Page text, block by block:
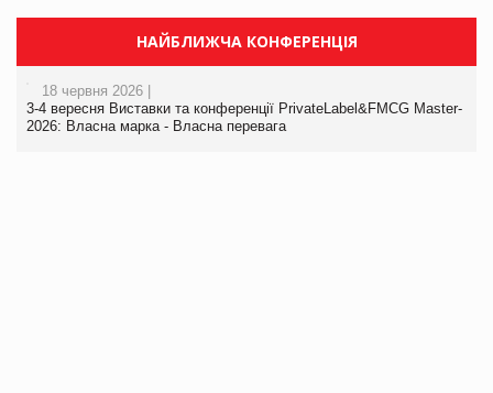
НАЙБЛИЖЧА КОНФЕРЕНЦІЯ
18 червня 2026 |
3-4 вересня Виставки та конференції PrivateLabel&FMCG Master-
2026: Власна марка - Власна перевага